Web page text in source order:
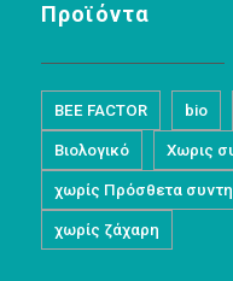
Προϊόντα
BEE FACTOR bio
Βιολογικό Χωρις
χωρίς Πρόσθετα
χωρίς ζάχαρη